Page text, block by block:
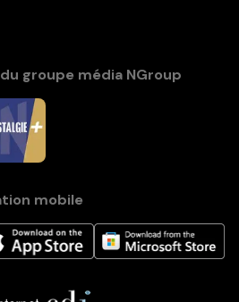
groupe média NGroup
mobile